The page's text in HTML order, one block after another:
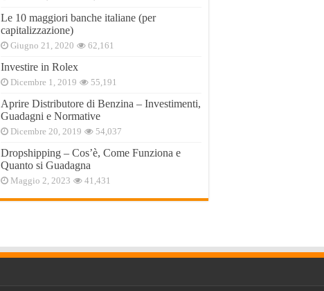
Le 10 maggiori banche italiane (per
capitalizzazione)
Giugno 21, 2020 62,161
Investire in Rolex
Dicembre 1, 2019 55,191
Aprire Distributore di Benzina – Investimenti,
Guadagni e Normative
Dicembre 20, 2019 54,037
Dropshipping – Cos’è, Come Funziona e
Quanto si Guadagna
Maggio 2, 2023 41,431